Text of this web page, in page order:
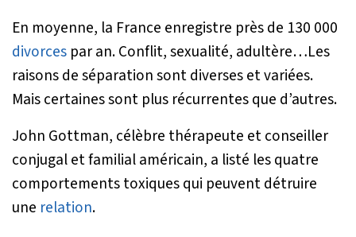
En moyenne, la France enregistre près de 130 000
divorces par an. Conflit, sexualité, adultère…Les
raisons de séparation sont diverses et variées.
Mais certaines sont plus récurrentes que d’autres.
John Gottman, célèbre thérapeute et conseiller
conjugal et familial américain, a listé les quatre
comportements toxiques qui peuvent détruire
une relation.